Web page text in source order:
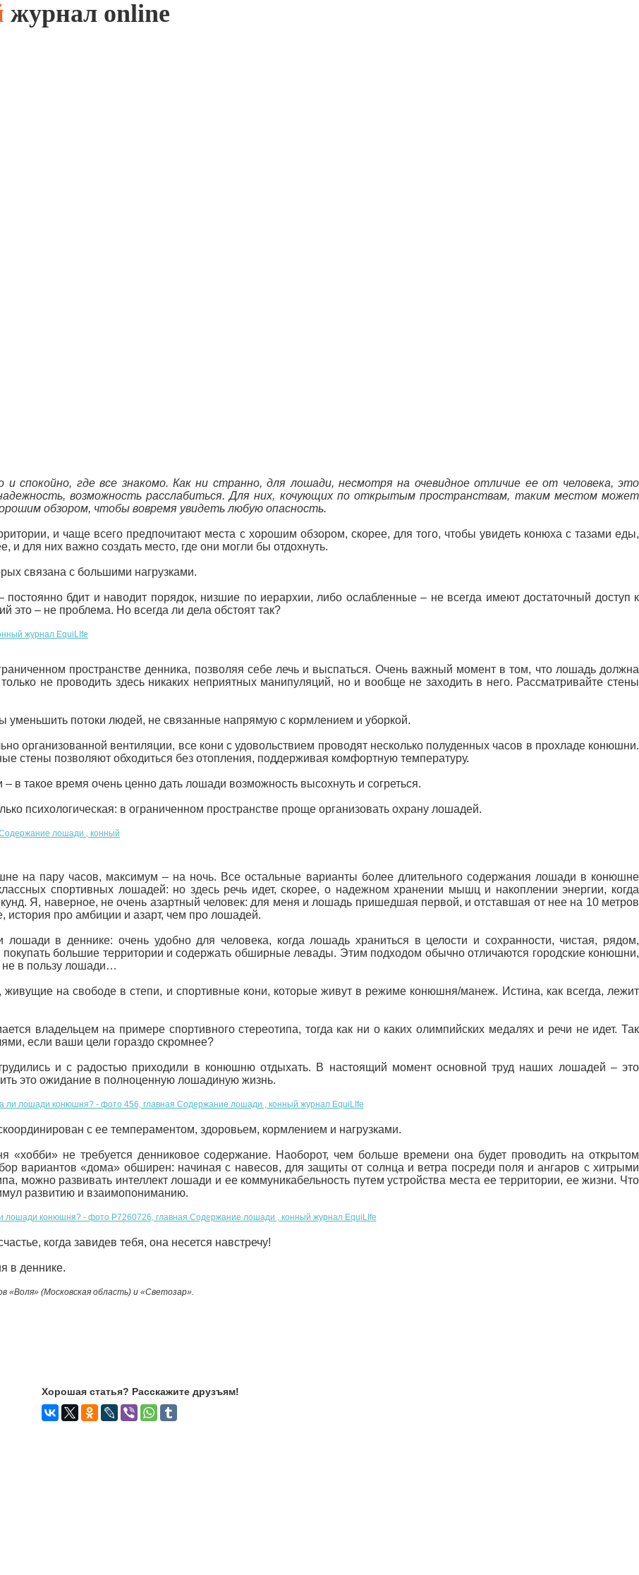
журнал online
где все знакомо. Как ни странно, для лошади, несмотря на очевидное отличие ее от человека, это
возможность расслабиться. Для них, кочующих по открытым пространствам, таким местом может
обзором, чтобы вовремя увидеть любую опасность.
и чаще всего предпочитают места с хорошим обзором, скорее, для того, чтобы увидеть конюха с тазами еды,
для них важно создать место, где они могли бы отдохнуть.
связана с большими нагрузками.
бдит и наводит порядок, низшие по иерархии, либо ослабленные – не всегда имеют достаточный доступ к
– не проблема. Но всегда ли дела обстоят так?
пространстве денника, позволяя себе лечь и выспаться. Очень важный момент в том, что лошадь должна
не проводить здесь никаких неприятных манипуляций, но и вообще не заходить в него. Рассматривайте стены
потоки людей, не связанные напрямую с кормлением и уборкой.
организованной вентиляции, все кони с удовольствием проводят несколько полуденных часов в прохладе конюшни.
стены позволяют обходиться без отопления, поддерживая комфортную температуру.
в такое время очень ценно дать лошади возможность высохнуть и согреться.
психологическая: в ограниченном пространстве проще организовать охрану лошадей.
на пару часов, максимум – на ночь. Все остальные варианты более длительного содержания лошади в конюшне
спортивных лошадей: но здесь речь идет, скорее, о надежном хранении мышц и накоплении энергии, когда
Я, наверное, не очень азартный человек: для меня и лошадь пришедшая первой, и отставшая от нее на 10 метров
история про амбиции и азарт, чем про лошадей.
в деннике: очень удобно для человека, когда лошадь храниться в целости и сохранности, чистая, рядом,
покупать большие территории и содержать обширные левады. Этим подходом обычно отличаются городские конюшни,
не в пользу лошади…
на свободе в степи, и спортивные кони, которые живут в режиме конюшня/манеж. Истина, как всегда, лежит
владельцем на примере спортивного стереотипа, тогда как ни о каких олимпийских медалях и речи не идет. Так
если ваши цели гораздо скромнее?
и с радостью приходили в конюшню отдыхать. В настоящий момент основной труд наших лошадей – это
это ожидание в полноценную лошадиную жизнь.
с ее темпераментом, здоровьем, кормлением и нагрузками.
не требуется денниковое содержание. Наоборот, чем больше времени она будет проводить на открытом
вариантов «дома» обширен: начиная с навесов, для защиты от солнца и ветра посреди поля и ангаров с хитрыми
можно развивать интеллект лошади и ее коммуникабельность путем устройства места ее территории, ее жизни. Что
развитию и взаимопониманию.
когда завидев тебя, она несется навстречу!
в деннике.
(Московская область) и «Светозар».
Хорошая статья? Расскажите друзъям!